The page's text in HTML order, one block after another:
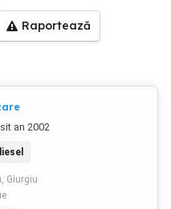
Raportează
an 2002
Giurgiu